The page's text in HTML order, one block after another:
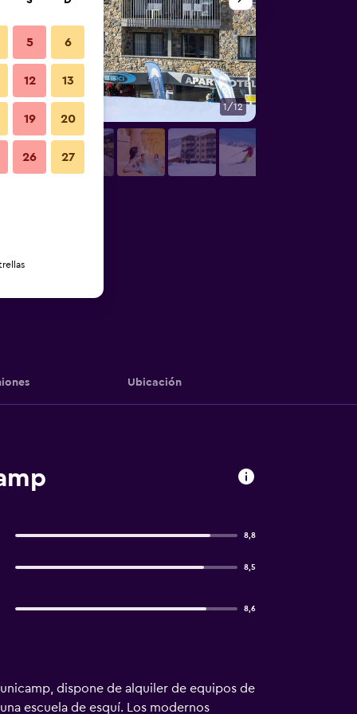
1/12
Ubicación
8,8
8,5
8,6
dispone de alquiler de equipos de
escuela de esquí. Los modernos
5 6
12 13
19 20
26 27